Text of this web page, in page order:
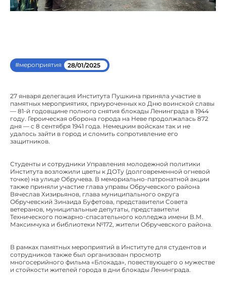
#мероприятия 28/01/2025
27 января делегация Института Пушкина приняла участие в
памятных мероприятиях, приуроченных ко Дню воинской славы
— 81-й годовщине полного снятия блокады Ленинграда в 1944
году. Героическая оборона города на Неве продолжалась 872
дня — с 8 сентября 1941 года. Немецким войскам так и не
удалось зайти в город и сломить сопротивление его
защитников.
Студенты и сотрудники Управления молодежной политики
Института возложили цветы к ДОТу (долговременной огневой
точке) на улице Обручева. В мемориально-патронатной акции
также приняли участие глава управы Обручевского района
Вячеслав Хизирьянов, глава муниципального округа
Обручевский Зинаида Буфетова, представители Совета
ветеранов, муниципальные депутаты, представители
Технического пожарно-спасательного колледжа имени В.М.
Максимчука и библиотеки №172, жители Обручевского района.
В рамках памятных мероприятий в Институте для студентов и
сотрудников также был организован просмотр
многосерийного фильма «Блокада», повествующего о мужестве
и стойкости жителей города в дни блокады Ленинграда.